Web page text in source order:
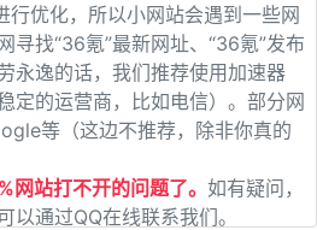
行优化，所以小网站会遇到一些网
寻找“36氪”最新网址、“36氪”发布
永逸的话，我们推荐使用加速器
定的运营商，比如电信）。部分网
等（这边不推荐，除非你真的
站打不开的问题了。 如有疑问，
以通过QQ在线联系我们。